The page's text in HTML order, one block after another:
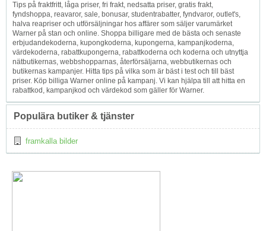
Tips på fraktfritt, låga priser, fri frakt, nedsatta priser, gratis frakt,
fyndshoppa, reavaror, sale, bonusar, studentrabatter, fyndvaror, outlet's,
halva reapriser och utförsäljningar hos affärer som säljer varumärket
Warner på stan och online. Shoppa billigare med de bästa och senaste
erbjudandekoderna, kupongkoderna, kupongerna, kampanjkoderna,
värdekoderna, rabattkupongerna, rabattkoderna och koderna och utnyttja
nätbutikernas, webbshopparnas, återförsäljarna, webbutikernas och
butikernas kampanjer. Hitta tips på vilka som är bäst i test och till bäst
priser. Köp billiga Warner online på kampanj. Vi kan hjälpa till att hitta en
rabattkod, kampanjkod och värdekod som gäller för Warner.
Populära butiker & tjänster
framkalla bilder